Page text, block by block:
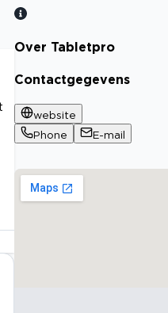
Over Tabletpro
Contactgegevens
website
Phone
E-mail